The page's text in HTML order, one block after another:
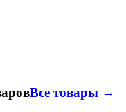
Все товары →